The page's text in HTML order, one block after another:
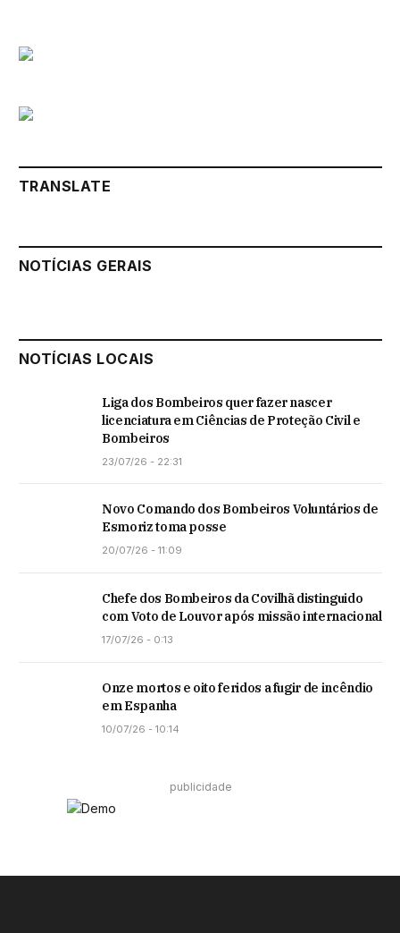
TRANSLATE
NOTÍCIAS GERAIS
NOTÍCIAS LOCAIS
Liga dos Bombeiros quer fazer nascer
licenciatura em Ciências de Proteção Civil e
Bombeiros
23/07/26 - 22:31
Novo Comando dos Bombeiros Voluntários de
Esmoriz toma posse
20/07/26 - 11:09
Chefe dos Bombeiros da Covilhã distinguido
com Voto de Louvor após missão internacional
17/07/26 - 0:13
Onze mortos e oito feridos a fugir de incêndio
em Espanha
10/07/26 - 10:14
publicidade